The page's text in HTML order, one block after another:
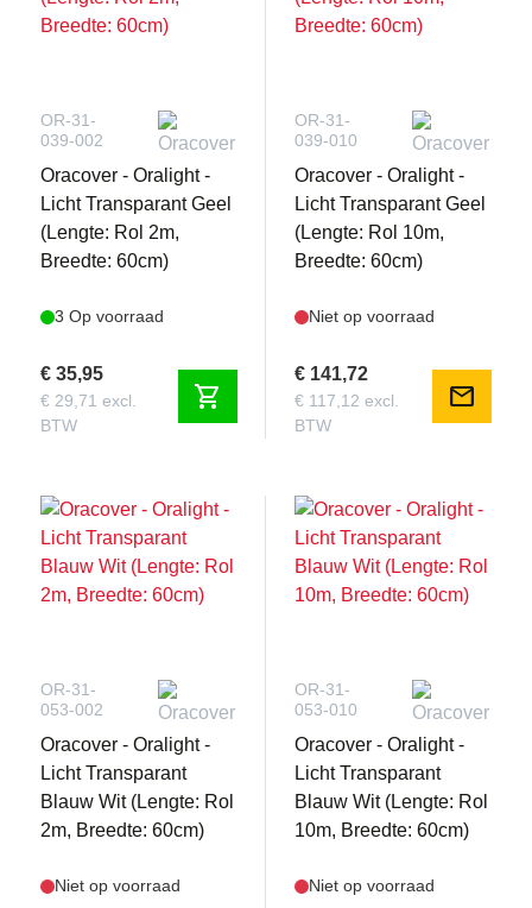
OR-31-
039-002
Oracover - Oralight -
Licht Transparant Geel
(Lengte: Rol 2m,
Breedte: 60cm)
3 Op voorraad
€ 35,95
€ 29,71 excl.
BTW
shopping_cart
OR-31-
039-010
Oracover - Oralight -
Licht Transparant Geel
(Lengte: Rol 10m,
Breedte: 60cm)
Niet op voorraad
€ 141,72
€ 117,12 excl.
BTW
mail
OR-31-
053-002
Oracover - Oralight -
Licht Transparant
Blauw Wit (Lengte: Rol
2m, Breedte: 60cm)
Niet op voorraad
OR-31-
053-010
Oracover - Oralight -
Licht Transparant
Blauw Wit (Lengte: Rol
10m, Breedte: 60cm)
Niet op voorraad